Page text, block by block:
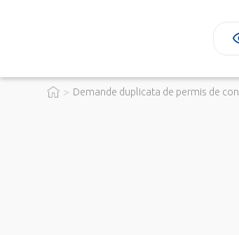
> Demande duplicata de permis de